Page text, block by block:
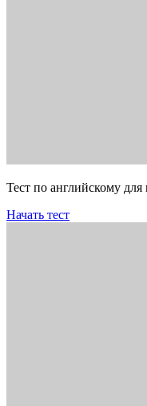
Тест по английскому
Начать тест